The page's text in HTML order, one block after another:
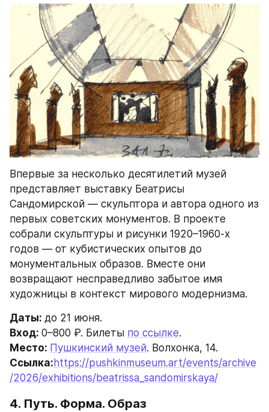
Впервые за несколько десятилетий музей
представляет выставку Беатрисы
Сандомирской — скульптора и автора одного из
первых советских монументов. В проекте
собрали скульптуры и рисунки 1920–1960-х
годов — от кубистических опытов до
монументальных образов. Вместе они
возвращают несправедливо забытое имя
художницы в контекст мирового модернизма.
Даты: до 21 июня.
Вход: 0–800 ₽. Билеты по ссылке.
Место: Пушкинский музей. Волхонка, 14.
Ссылка: https://pushkinmuseum.art/events/archive
/2026/exhibitions/beatrissa_sandomirskaya/
4. Путь. Форма. Образ